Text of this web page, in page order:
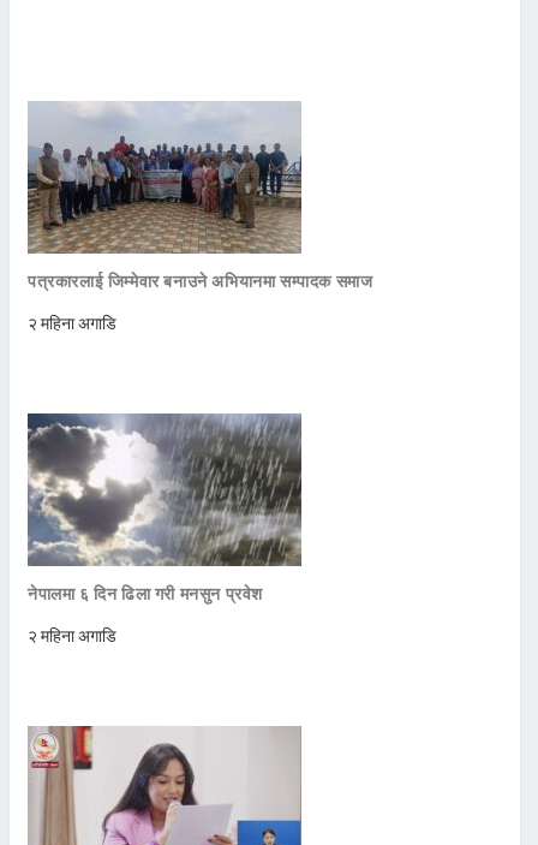
पत्रकारलाई जिम्मेवार बनाउने अभियानमा सम्पादक समाज
२ महिना अगाडि
नेपालमा ६ दिन ढिला गरी मनसुन प्रवेश
२ महिना अगाडि